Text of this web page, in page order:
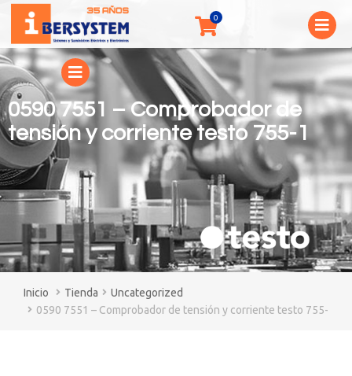
0590 7551 – Comprobador de
tensión y corriente testo 755-1
You are here:
Tienda
Uncategorized
0590 7551 – Comprobador de tensión y corriente testo 755-1